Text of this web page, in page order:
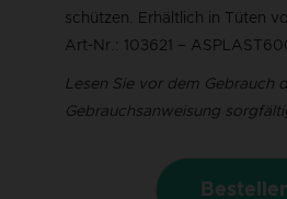
schützen. Erhältlich in Tüten
Art-Nr.: 103621 –
Lesen Sie vor dem Gebrauch
Gebrauchsanweisung